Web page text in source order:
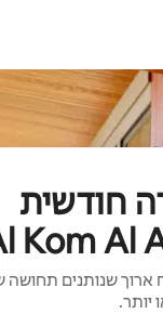
חודשית
ארוך שנותנים תחושה
יותר.